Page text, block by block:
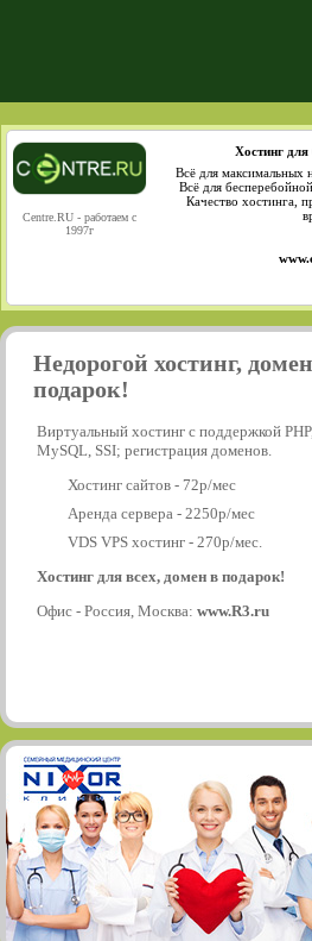
Centre.RU - работаем с
1997г
Хостинг для
Всё для максимальных
Всё для
Качество хостинга,
Недорогой хостинг,
подарок!
Виртуальный хостинг с поддержкой
MySQL, SSI; регистрация доменов.
Хостинг сайтов - 72р/мес
Аренда сервера - 2250р/мес
VDS VPS хостинг - 270р/мес.
Хостинг для всех, домен в подарок!
Офис - Россия, Москва: www.R3.ru